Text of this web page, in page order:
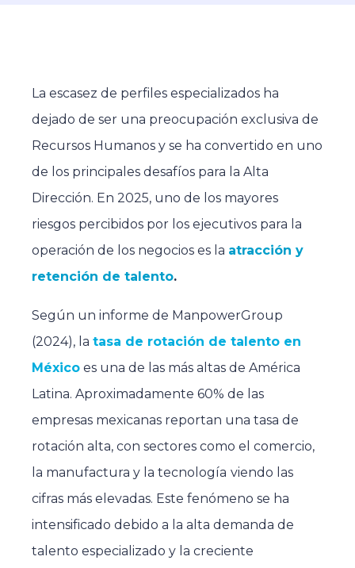
La escasez de perfiles especializados ha
dejado de ser una preocupación exclusiva de
Recursos Humanos y se ha convertido en uno
de los principales desafíos para la Alta
Dirección. En 2025, uno de los mayores
riesgos percibidos por los ejecutivos para la
operación de los negocios es la atracción y
retención de talento.
Según un informe de ManpowerGroup
(2024), la tasa de rotación de talento en
México es una de las más altas de América
Latina. Aproximadamente 60% de las
empresas mexicanas reportan una tasa de
rotación alta, con sectores como el comercio,
la manufactura y la tecnología viendo las
cifras más elevadas. Este fenómeno se ha
intensificado debido a la alta demanda de
talento especializado y la creciente